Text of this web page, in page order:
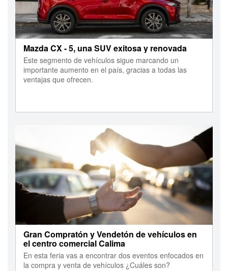
Mazda CX - 5, una SUV exitosa y renovada
Este segmento de vehículos sigue marcando un
importante aumento en el país, gracias a todas las
ventajas que ofrecen.
Gran Compratón y Vendetón de vehículos en
el centro comercial Calima
En esta feria vas a encontrar dos eventos enfocados en
la compra y venta de vehículos ¿Cuáles son?